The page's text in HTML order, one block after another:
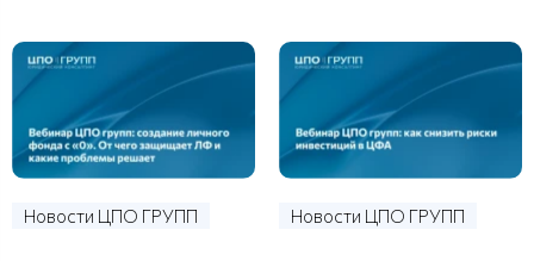
Новости ЦПО ГРУПП Новости ЦПО ГРУПП